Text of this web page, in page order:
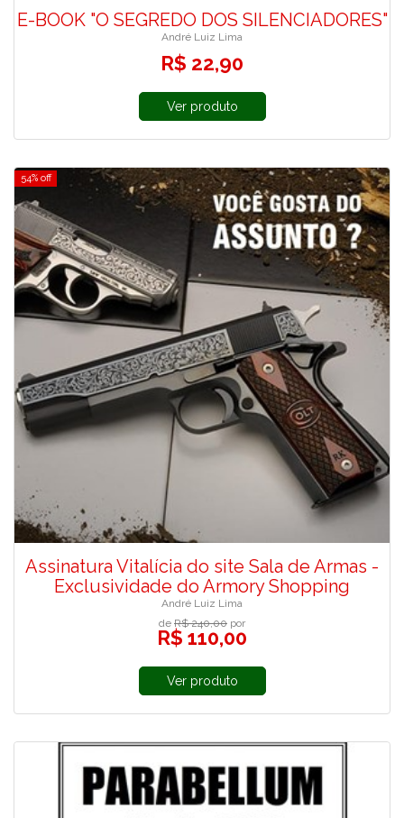
E-BOOK "O SEGREDO DOS SILENCIADORES"
André Luiz Lima
R$ 22,90
Ver produto
54% off
Assinatura Vitalícia do site Sala de Armas -
Exclusividade do Armory Shopping
André Luiz Lima
de R$ 240,00 por
R$ 110,00
Ver produto